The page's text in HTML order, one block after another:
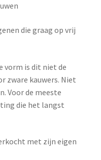
die graag op vrij
vorm is dit niet de
zware kauwers. Niet
Voor de meeste
die het langst
met zijn eigen